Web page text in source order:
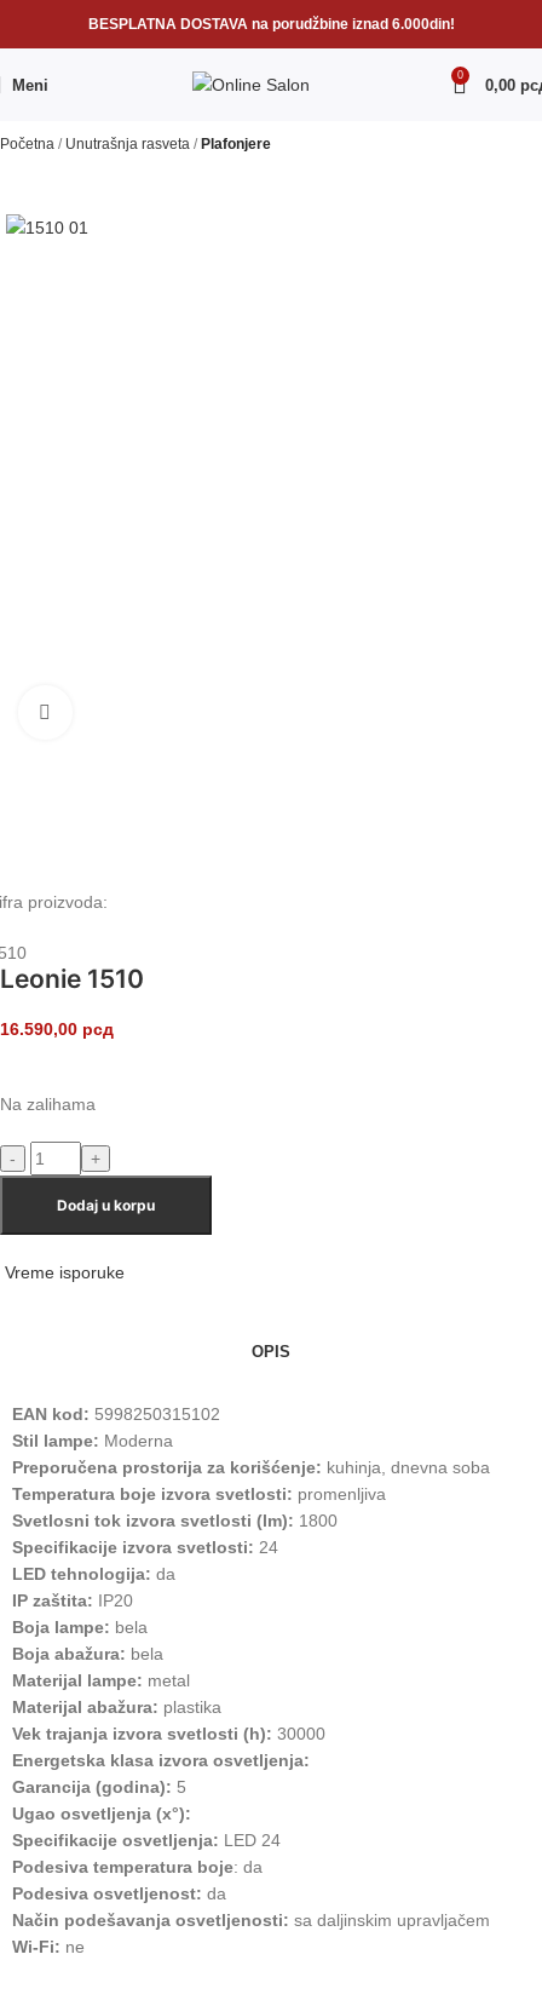
BESPLATNA DOSTAVA na porudžbine iznad 6.000din!
Meni
0
0,00
Početna Unutrašnja rasveta Plafonjere
proizvoda:
Leonie 1510
16.590,00 рсд
Na zalihama
Dodaj u korpu
Vreme isporuke
OPIS
EAN kod: 5998250315102
Stil lampe: Moderna
Preporučena prostorija za korišćenje: kuhinja, dnevna soba
Temperatura boje izvora svetlosti: promenljiva
Svetlosni tok izvora svetlosti (lm): 1800
Specifikacije izvora svetlosti: 24
LED tehnologija: da
IP zaštita: IP20
Boja lampe: bela
Boja abažura: bela
Materijal lampe: metal
Materijal abažura: plastika
Vek trajanja izvora svetlosti (h): 30000
Energetska klasa izvora osvetljenja:
Garancija (godina): 5
Ugao osvetljenja (x°):
Specifikacije osvetljenja: LED 24
Podesiva temperatura boje: da
Podesiva osvetljenost: da
Način podešavanja osvetljenosti: sa daljinskim upravljačem
Wi-Fi: ne